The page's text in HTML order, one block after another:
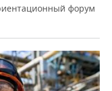
форум